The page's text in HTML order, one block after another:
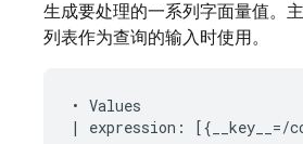
生成要处理的一系列字面量值。
列表作为查询的输入时使用。
• Values